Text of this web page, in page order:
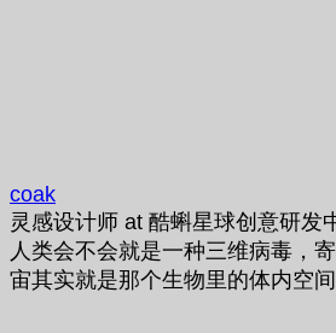
coak
灵感设计师 at 酷蝌星球创意研发
人类会不会就是一种三维病毒，
宙其实就是那个生物里的体内空间